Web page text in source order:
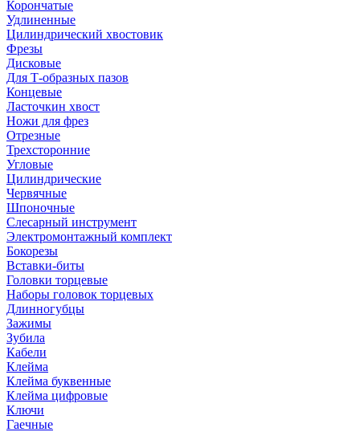
Корончатые
Удлиненные
Цилиндрический хвостовик
Фрезы
Дисковые
Для Т-образных пазов
Концевые
Ласточкин хвост
Ножи для фрез
Отрезные
Трехсторонние
Угловые
Цилиндрические
Червячные
Шпоночные
Слесарный инструмент
Электромонтажный комплект
Бокорезы
Вставки-биты
Головки торцевые
Наборы головок торцевых
Длинногубцы
Зажимы
Зубила
Кабели
Клейма
Клейма буквенные
Клейма цифровые
Ключи
Гаечные